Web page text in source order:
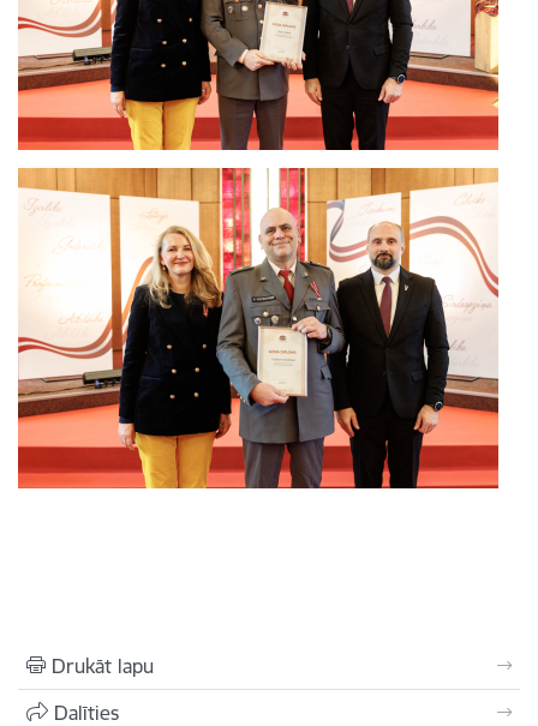
Drukāt lapu
Dalīties